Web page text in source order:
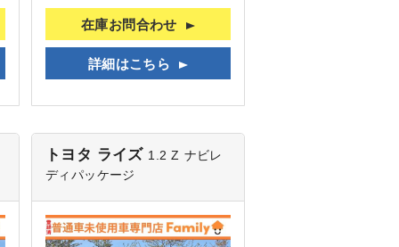
在庫お問合わせ
詳細はこちら
トヨタ ライズ 1.2 Z ナビレ
ディパッケージ